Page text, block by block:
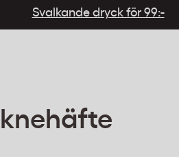
Svalkande dryck för 99:-